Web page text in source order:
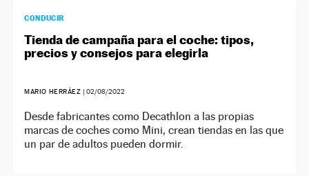
CONDUCIR
Tienda de campaña para el coche: tipos,
precios y consejos para elegirla
MARIO HERRÁEZ 02/08/2022
Desde fabricantes como Decathlon a las propias
marcas de coches como Mini, crean tiendas en las que
un par de adultos pueden dormir.